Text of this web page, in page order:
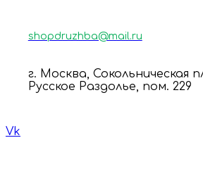
shopdruzhba@mail.ru
г. Москва, Сокольническая
Русское Раздолье, пом. 229
Vk